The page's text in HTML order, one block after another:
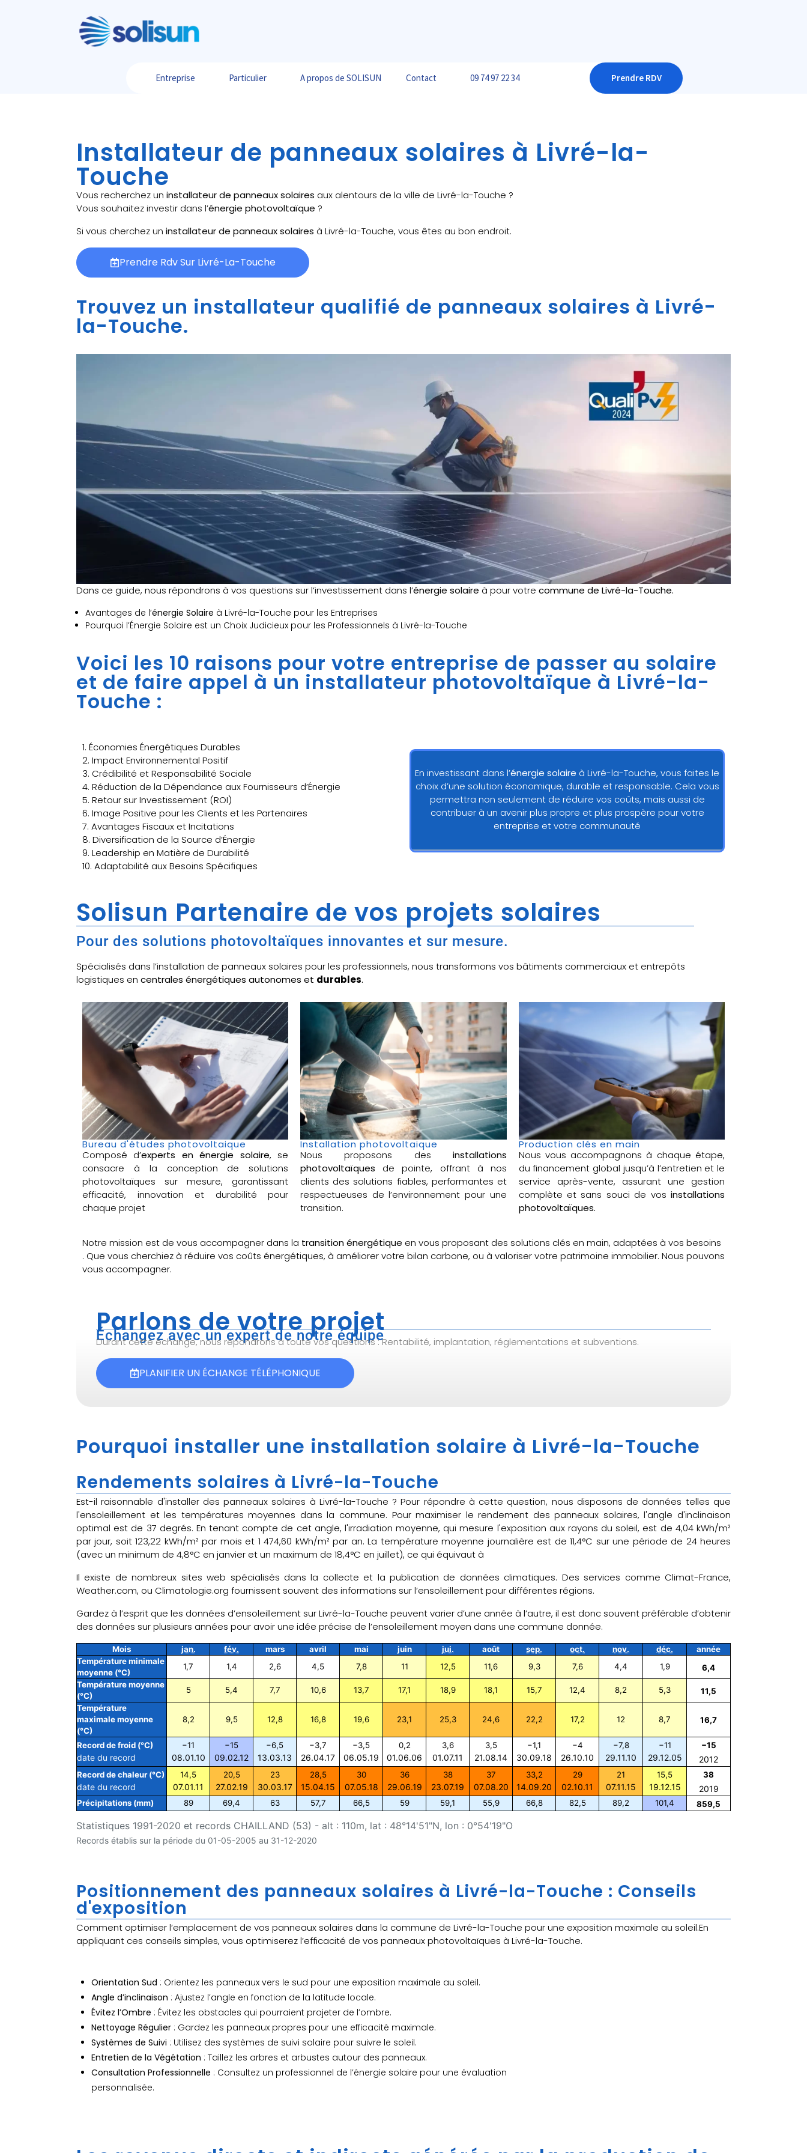
Entreprise Particulier A propos de SOLISUN Contact 09 74 97 22 34 Prendre RDV
Installateur de panneaux solaires à Livré-la-
Touche
Vous recherchez un installateur de panneaux solaires aux alentours de la ville de Livré-la-Touche ?
Vous souhaitez investir dans l’énergie photovoltaïque ?
Si vous cherchez un installateur de panneaux solaires à Livré-la-Touche, vous êtes au bon endroit.
Prendre Rdv Sur Livré-La-Touche
Trouvez un installateur qualifié de panneaux solaires à Livré-
la-Touche.
Dans ce guide, nous répondrons à vos questions sur l’investissement dans l’énergie solaire à pour votre commune de Livré-la-Touche.
Avantages de l’énergie Solaire à Livré-la-Touche pour les Entreprises
Pourquoi l’Énergie Solaire est un Choix Judicieux pour les Professionnels à Livré-la-Touche
Voici les 10 raisons pour votre entreprise de passer au solaire
et de faire appel à un installateur photovoltaïque à Livré-la-
Touche :
1. Économies Énergétiques Durables
2. Impact Environnemental Positif
3. Crédibilité et Responsabilité Sociale
4. Réduction de la Dépendance aux Fournisseurs d’Énergie
5. Retour sur Investissement (ROI)
6. Image Positive pour les Clients et les Partenaires
7. Avantages Fiscaux et Incitations
8. Diversification de la Source d’Énergie
9. Leadership en Matière de Durabilité
10. Adaptabilité aux Besoins Spécifiques
En investissant dans l’énergie solaire à Livré-la-Touche, vous faites le
choix d’une solution économique, durable et responsable. Cela vous
permettra non seulement de réduire vos coûts, mais aussi de
contribuer à un avenir plus propre et plus prospère pour votre
entreprise et votre communauté
Solisun Partenaire de vos projets solaires
Pour des solutions photovoltaïques innovantes et sur mesure.
Spécialisés dans l’installation de panneaux solaires pour les professionnels, nous transformons vos bâtiments commerciaux et entrepôts
logistiques en centrales énergétiques autonomes et durables.
Bureau d'études photovoltaique
Composé d’experts en énergie solaire, se
consacre à la conception de solutions
photovoltaïques sur mesure, garantissant
efficacité, innovation et durabilité pour
chaque projet
Installation photovoltaique
Nous proposons des installations
photovoltaïques de pointe, offrant à nos
clients des solutions fiables, performantes et
respectueuses de l’environnement pour une
transition.
Production clés en main
Nous vous accompagnons à chaque étape,
du financement global jusqu’à l’entretien et le
service après-vente, assurant une gestion
complète et sans souci de vos installations
photovoltaïques.
Notre mission est de vous accompagner dans la transition énergétique en vous proposant des solutions clés en main, adaptées à vos besoins
. Que vous cherchiez à réduire vos coûts énergétiques, à améliorer votre bilan carbone, ou à valoriser votre patrimoine immobilier. Nous pouvons
vous accompagner.
Parlons de votre projet
Échangez avec un expert de notre équipe
Durant cette échange, nous répondrons à toute vos questions : Rentabilité, implantation, réglementations et subventions.
PLANIFIER UN ÉCHANGE TÉLÉPHONIQUE
Pourquoi installer une installation solaire à Livré-la-Touche
Rendements solaires à Livré-la-Touche
Est-il raisonnable d'installer des panneaux solaires à Livré-la-Touche ? Pour répondre à cette question, nous disposons de données telles que
l'ensoleillement et les températures moyennes dans la commune. Pour maximiser le rendement des panneaux solaires, l'angle d'inclinaison
optimal est de 37 degrés. En tenant compte de cet angle, l'irradiation moyenne, qui mesure l'exposition aux rayons du soleil, est de 4,04 kWh/m²
par jour, soit 123,22 kWh/m² par mois et 1 474,60 kWh/m² par an. La température moyenne journalière est de 11,4°C sur une période de 24 heures
(avec un minimum de 4,8°C en janvier et un maximum de 18,4°C en juillet), ce qui équivaut à
Il existe de nombreux sites web spécialisés dans la collecte et la publication de données climatiques. Des services comme Climat-France,
Weather.com, ou Climatologie.org fournissent souvent des informations sur l’ensoleillement pour différentes régions.
Gardez à l’esprit que les données d’ensoleillement sur Livré-la-Touche peuvent varier d’une année à l’autre, il est donc souvent préférable d’obtenir
des données sur plusieurs années pour avoir une idée précise de l’ensoleillement moyen dans une commune donnée.
Statistiques 1991-2020 et records CHAILLAND (53) - alt : 110m, lat : 48°14'51"N, lon : 0°54'19"O
Records établis sur la période du 01-05-2005 au 31-12-2020
Mois jan. fév. mars avril mai juin jui. août sep. oct. nov. déc.
année
Température minimale
moyenne (°C)
1,7 1,4 2,6 4,5 7,8 11 12,5 11,6 9,3 7,6 4,4 1,9
6,4
Température moyenne
(°C)
5 5,4 7,7 10,6 13,7 17,1 18,9 18,1 15,7 12,4 8,2 5,3
11,5
Température
maximale moyenne
(°C)
8,2 9,5 12,8 16,8 19,6 23,1 25,3 24,6 22,2 17,2 12 8,7 16,7
Record de froid (°C)
date du record
−11
08.01.10
−15
09.02.12
−6,5
13.03.13
−3,7
26.04.17
−3,5
06.05.19
0,2
01.06.06
3,6
01.07.11
3,5
21.08.14
−1,1
30.09.18
−4
26.10.10
−7,8
29.11.10
−11
29.12.05
−15
2012
Record de chaleur (°C)
date du record
14,5
07.01.11
20,5
27.02.19
23
30.03.17
28,5
15.04.15
30
07.05.18
36
29.06.19
38
23.07.19
37
07.08.20
33,2
14.09.20
29
02.10.11
21
07.11.15
15,5
19.12.15
38
2019
Précipitations (mm) 89 69,4 63 57,7 66,5 59 59,1 55,9 66,8 82,5 89,2 101,4 859,5
Positionnement des panneaux solaires à Livré-la-Touche : Conseils
d'exposition
Comment optimiser l’emplacement de vos panneaux solaires dans la commune de Livré-la-Touche pour une exposition maximale au soleil.En
appliquant ces conseils simples, vous optimiserez l’efficacité de vos panneaux photovoltaïques à Livré-la-Touche.
Orientation Sud : Orientez les panneaux vers le sud pour une exposition maximale au soleil.
Angle d’inclinaison : Ajustez l’angle en fonction de la latitude locale.
Évitez l’Ombre : Évitez les obstacles qui pourraient projeter de l’ombre.
Nettoyage Régulier : Gardez les panneaux propres pour une efficacité maximale.
Systèmes de Suivi : Utilisez des systèmes de suivi solaire pour suivre le soleil.
Entretien de la Végétation : Taillez les arbres et arbustes autour des panneaux.
Consultation Professionnelle : Consultez un professionnel de l’énergie solaire pour une évaluation
personnalisée.